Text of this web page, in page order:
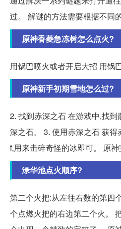
过。 解谜的方法需要根据不同
原神香菱急冻树怎么点火?
用锅巴喷火或者开启大招 用锅
原神新手初期雪地怎么过?
2. 找到赤深之石 在游戏中,找
深之石。 3. 使用赤深之石 获
f,用来击碎奇怪的冰即可。 原神
渌华池点火顺序?
第二个火把:从左往右数的第四
个点燃火把的右边第二个火。